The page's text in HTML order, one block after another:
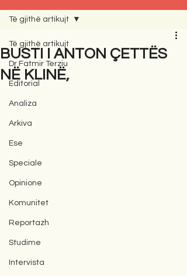
Të gjithë artikujt
Dr Fatmir Terziu
Editorial
Analiza
Arkiva
Ese
Speciale
Opinione
Komunitet
Reportazh
Studime
Intervista
Të gjithë artikujt
BUSTI I ANTON ÇETTËS
NË KLINË,